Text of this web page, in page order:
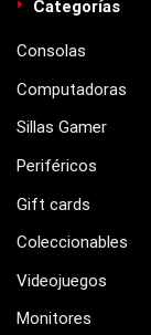
Categorías
Consolas
Computadoras
Sillas Gamer
Periféricos
Gift cards
Coleccionables
Videojuegos
Monitores